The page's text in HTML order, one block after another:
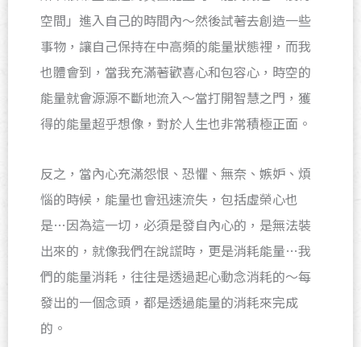
空間」進入自己的時間內～然後試著去創造一些
事物，讓自己保持在中高頻的能量狀態裡，而我
也體會到，當我充滿著歡喜心和包容心，時空的
能量就會源源不斷地流入～當打開智慧之門，獲
得的能量超乎想像，對於人生也非常積極正面。
反之，當內心充滿怨恨、恐懼、無奈、嫉妒、煩
惱的時候，能量也會迅速流失，包括虛榮心也
是…因為這一切，必須是發自內心的，是無法裝
出來的，就像我們在說謊時，更是消耗能量…我
們的能量消耗，往往是透過起心動念消耗的～每
發出的一個念頭，都是透過能量的消耗來完成
的。